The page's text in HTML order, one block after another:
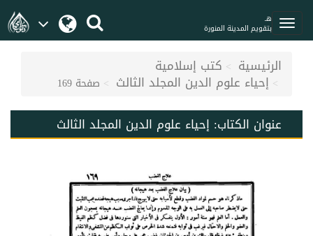
هـ
بتقويم المدينة المنورة
الرئيسية كتب إسلامية
إحياء علوم الدين المجلد الثالث صفحة 169
عنوان الكتاب: إحياء علوم الدين المجلد الثالث